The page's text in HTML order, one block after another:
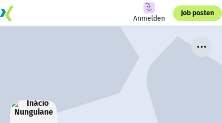
Anmelden
Job posten